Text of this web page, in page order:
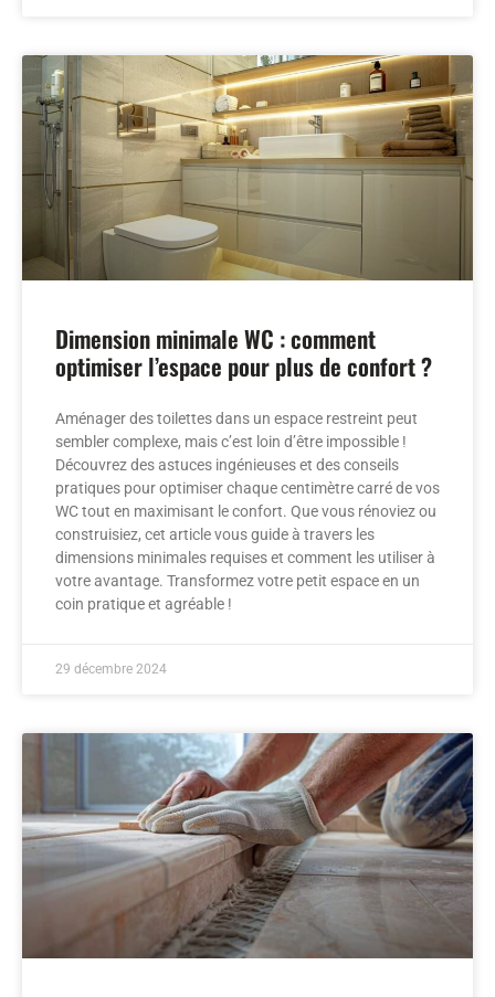
Dimension minimale WC : comment
optimiser l’espace pour plus de confort ?
Aménager des toilettes dans un espace restreint peut
sembler complexe, mais c’est loin d’être impossible !
Découvrez des astuces ingénieuses et des conseils
pratiques pour optimiser chaque centimètre carré de vos
WC tout en maximisant le confort. Que vous rénoviez ou
construisiez, cet article vous guide à travers les
dimensions minimales requises et comment les utiliser à
votre avantage. Transformez votre petit espace en un
coin pratique et agréable !
29 décembre 2024